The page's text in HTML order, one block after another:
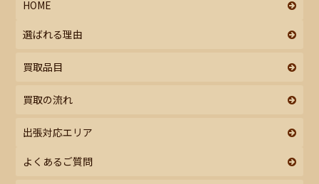
HOME
選ばれる理由
買取品目
買取の流れ
出張対応エリア
よくあるご質問